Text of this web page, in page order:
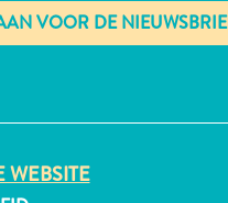
WEBSITE